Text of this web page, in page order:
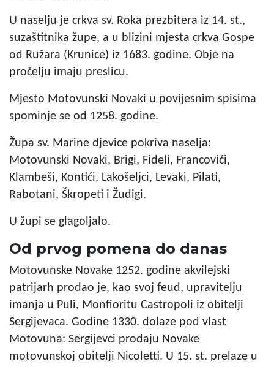
U naselju je crkva sv. Roka prezbitera iz 14. st.,
suzaštitnika župe, a u blizini mjesta crkva Gospe
od Ružara (Krunice) iz 1683. godine. Obje na
pročelju imaju preslicu.
Mjesto Motovunski Novaki u povijesnim spisima
spominje se od 1258. godine.
Župa sv. Marine djevice pokriva naselja:
Motovunski Novaki, Brigi, Fideli, Francovići,
Klambeši, Kontići, Lakošeljci, Levaki, Pilati,
Rabotani, Škropeti i Žudigi.
U župi se glagoljalo.
Od prvog pomena do danas
Motovunske Novake 1252. godine akvilejski
patrijarh prodao je, kao svoj feud, upravitelju
imanja u Puli, Monfioritu Castropoli iz obitelji
Sergijevaca. Godine 1330. dolaze pod vlast
Motovuna: Sergijevci prodaju Novake
motovunskoj obitelji Nicoletti. U 15. st. prelaze u